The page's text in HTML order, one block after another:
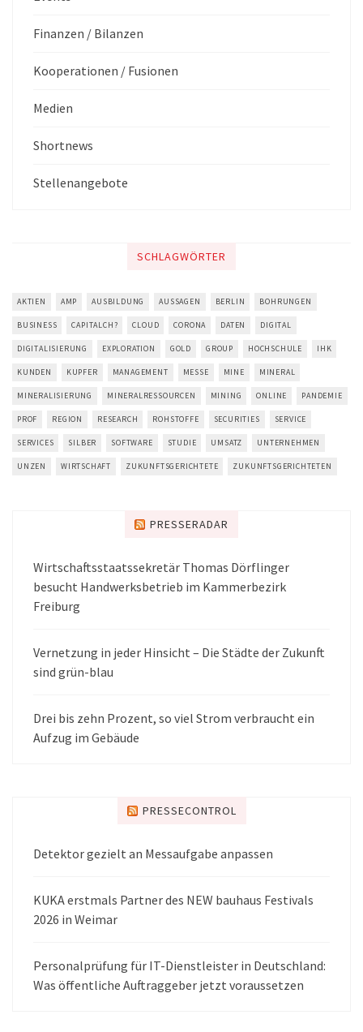
Finanzen / Bilanzen
Kooperationen / Fusionen
Medien
Shortnews
Stellenangebote
SCHLAGWÖRTER
AKTIEN AMP AUSBILDUNG AUSSAGEN BERLIN BOHRUNGEN
BUSINESS CAPITALCH? CLOUD CORONA DATEN DIGITAL
DIGITALISIERUNG EXPLORATION GOLD GROUP HOCHSCHULE IHK
KUNDEN KUPFER MANAGEMENT MESSE MINE MINERAL
MINERALISIERUNG MINERALRESSOURCEN MINING ONLINE PANDEMIE
PROF REGION RESEARCH ROHSTOFFE SECURITIES SERVICE
SERVICES SILBER SOFTWARE STUDIE UMSATZ UNTERNEHMEN
UNZEN WIRTSCHAFT ZUKUNFTSGERICHTETE ZUKUNFTSGERICHTETEN
PRESSERADAR
Wirtschaftsstaatssekretär Thomas Dörflinger
besucht Handwerksbetrieb im Kammerbezirk
Freiburg
Vernetzung in jeder Hinsicht – Die Städte der Zukunft
sind grün-blau
Drei bis zehn Prozent, so viel Strom verbraucht ein
Aufzug im Gebäude
PRESSECONTROL
Detektor gezielt an Messaufgabe anpassen
KUKA erstmals Partner des NEW bauhaus Festivals
2026 in Weimar
Personalprüfung für IT-Dienstleister in Deutschland:
Was öffentliche Auftraggeber jetzt voraussetzen